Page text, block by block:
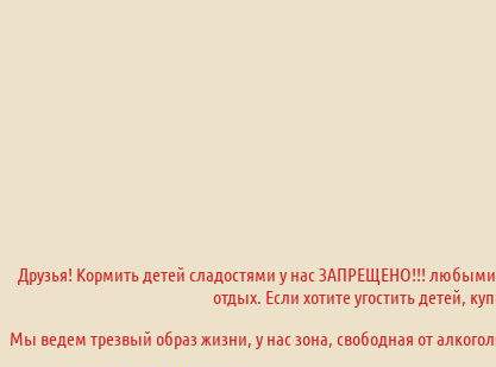
Друзья! Кормить детей сладостями у нас ЗАПРЕЩЕНО!!! любыми
отдых. Если хотите угостить детей,
Мы ведем трезвый образ жизни, у нас зона, свободная от